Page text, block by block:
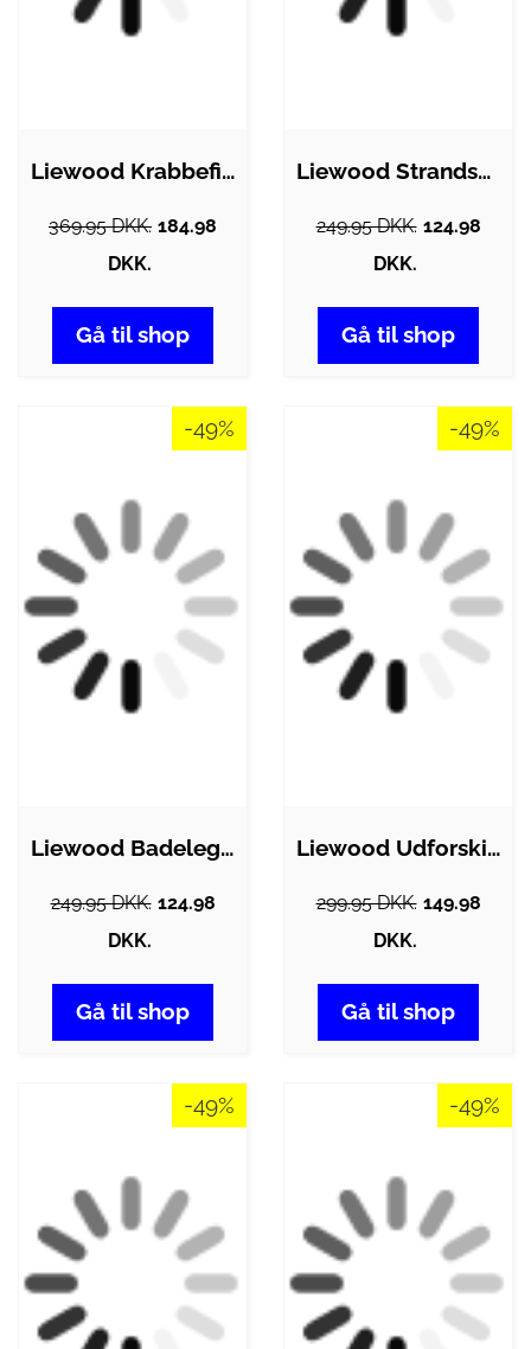
Liewood Krabbefiskesæt - Cora Crab -…
369.95 DKK. 184.98
DKK.
Gå til shop
Liewood Strandsæt - Kit mini butterfly -…
249.95 DKK. 124.98
DKK.
Gå til shop
-49%
Liewood Badelegetøj - Yrsa Crocodile -…
249.95 DKK. 124.98
DKK.
Gå til shop
-49%
Liewood Udforskingssæt - Bessie - Hunter…
299.95 DKK. 149.98
DKK.
Gå til shop
-49% -49%